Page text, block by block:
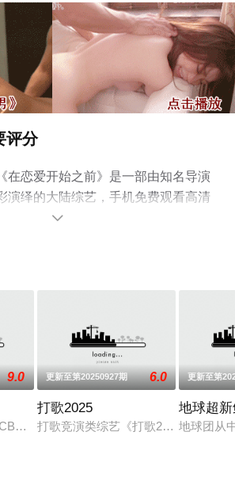
评分
在恋爱开始之前》是一部由知名导演
演绎的大陆综艺，手机免费观看高清
目就上星空影视，更多相关信息可移

9.0
、年轻人聚集地接送市民前往目的地
更新至第20250927期 6.0
打歌2025
打歌竞演类综艺《打歌2025》，为
更新至第
地球超
地球团从